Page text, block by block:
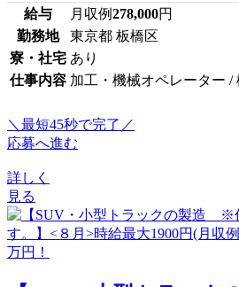
給与 月収例278,000円
勤務地
東京都 板橋区
寮・社宅 あり
仕事内容 加工・機械オペレーター /
＼最短45秒で完了／
応募へ進む
詳しく
見る